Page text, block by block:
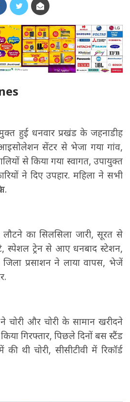
मुक्त हुई धनवार प्रखंड के जहनाडीह
सेंटर से भेजा गया गांव,
से किया गया स्वागत, उपायुक्त
ने दिए उपहार. महिला ने सभी
लौटने का सिलसिला जारी, सूरत से
स्पेशल ट्रेन से आए धनबाद स्टेशन,
जिला प्रसाशन ने लाया वापस, भेजें
चोरी और चोरी के सामान खरीदने
गिरफ्तार, पिछले दिनों बस स्टैंड
थी चोरी, सीसीटीवी में रिकॉर्ड